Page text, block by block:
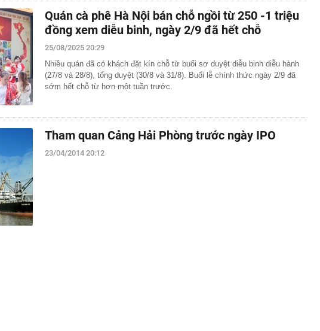
Quán cà phê Hà Nội bán chỗ ngồi từ 250 -1 triệu
đồng xem diễu binh, ngày 2/9 đã hết chỗ
25/08/2025 20:29
Nhiều quán đã có khách đặt kín chỗ từ buổi sơ duyệt diễu binh diễu hành
(27/8 và 28/8), tổng duyệt (30/8 và 31/8). Buổi lễ chính thức ngày 2/9 đã
sớm hết chỗ từ hơn một tuần trước.
Tham quan Cảng Hải Phòng trước ngày IPO
23/04/2014 20:12